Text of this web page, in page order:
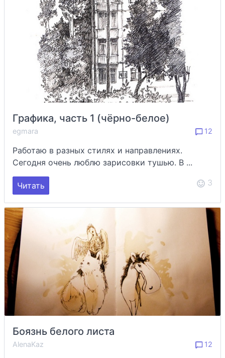
Графика, часть 1 (чёрно-белое)
egmara 12
Работаю в разных стилях и направлениях.
Сегодня очень люблю зарисовки тушью. В ...
Читать 3
Боязнь белого листа
AlenaKaz 12